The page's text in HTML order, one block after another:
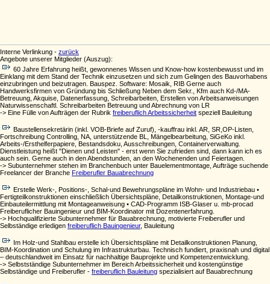
Interne Verlinkung - zurück
Angebote unserer Mitglieder (Auszug):
60 Jahre Erfahrung heißt, gewonnenes Wissen und Know-how kostenbewusst und im
Einklang mit dem Stand der Technik einzusetzen und sich zum Gelingen des Bauvorhabens
einzubringen und beizutragen. Bauspez. Software: Mosaik, RIB Gerne auch
Handwerksfirmen von Gründung bis Schließung Neben dem Sekr., Kfm auch Kd-/MA-
Betreuung, Akquise, Datenerfassung, Schreibarbeiten, Erstellen von Arbeitsanweisungen
Naturwissenschaftl. Schreibarbeiten Betreuung und Abrechnung von LR
-> Eine Fülle von Aufträgen der Rubrik freiberuflich Arbeitssicherheit speziell Bauleitung
Baustellensekretärin (inkl. VOB-Briefe auf Zuruf), -kauffrau inkl. AR, SR,OP-Listen,
Fortschreibung Controlling, NA, unterstützende BL, Mängelbearbeitung, SiGeKo inkl.
Arbeits-/Ersthelferpapiere, Bestandsdoku, Ausschreibungen, Containerverwaltung.
Dienstleistung heißt "Dienen und Leisten" - erst wenn Sie zufrieden sind, dann kann ich es
auch sein. Gerne auch in den Abendstunden, an den Wochenenden und Feiertagen.
-> Subunternehmer stehen im Branchenbuch unter Bauelementmontage, Aufträge suchende
Freelancer der Branche Freiberufler Bauabrechnung
Erstelle Werk-, Positions-, Schal-und Bewehrungspläne im Wohn- und Industriebau •
Fertigteilkonstruktionen einschließlich Übersichtspläne, Detailkonstruktionen, Montage-und
Einbauteilermittlung mit Montageanweisung • CAD-Programm ISB-Glaser u. mb-procad
Freiberuflicher Bauingenieur und BIM-Koordinator mit Dozentenerfahrung.
-> Hochqualifizierte Subunternehmer für Bauabrechnung, motivierte Freiberufler und
Selbständige erledigen freiberuflich Bauingenieur, Bauleitung
Im Holz-und Stahlbau erstelle ich Übersichtspläne mit Detailkonstruktionen Planung,
BIM-Koordination und Schulung im Infrastrukturbau. Technisch fundiert, praxisnah und digital
– deutschlandweit im Einsatz für nachhaltige Bauprojekte und Kompetenzentwicklung.
-> Selbstständige Subunternehmer im Bereich Arbeitssicherheit und kostengünstige
Selbständige und Freiberufler - freiberuflich Bauleitung spezialisiert auf Bauabrechnung